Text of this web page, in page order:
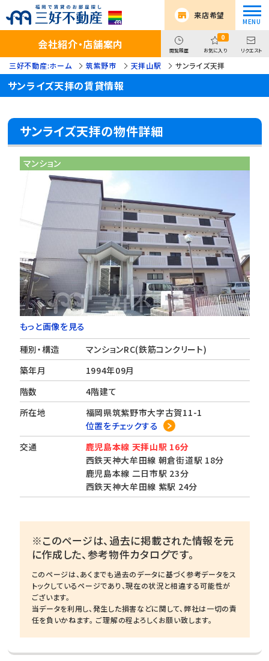
来店希望
会社紹介・店舗案内 閲覧履歴
0
お気に入り リクエスト
三好不動産:ホーム 筑紫野市 天拝山駅 サンライズ天拝
サンライズ天拝の賃貸情報
サンライズ天拝の物件詳細
マンション
もっと画像を見る
種別・構造
マンションRC(鉄筋コンクリート)
築年月
1994年09月
階数
4階建て
所在地
福岡県筑紫野市大字古賀11-1
位置をチェックする
交通
鹿児島本線 天拝山駅 16分
西鉄天神大牟田線 朝倉街道駅 18分
鹿児島本線 二日市駅 23分
西鉄天神大牟田線 紫駅 24分
※このページは、過去に掲載された情報を元
に作成した、参考物件カタログです。
このページは、あくまでも過去のデータに基づく参考データをス
トックしているページであり、現在の状況と相違する可能性が
ございます。
当データを利用し、発生した損害などに関して、弊社は一切の責
任を負いかねます。 ご理解の程よろしくお願い致します。